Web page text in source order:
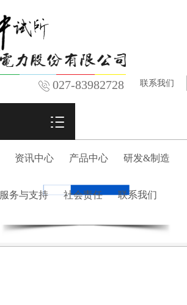
027-83982728 联系我们
资讯中心 产品中心 研发&制造
服务与支持 社会责任 联系我们